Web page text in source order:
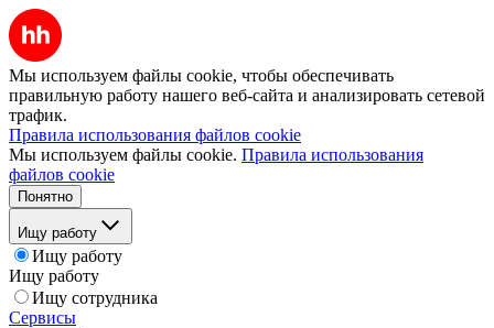
Мы используем файлы cookie, чтобы обеспечивать
правильную работу нашего веб-сайта и анализировать сетевой
трафик.
Правила использования файлов cookie
Мы используем файлы cookie. Правила использования
файлов cookie
Понятно
Ищу работу
Ищу работу
Ищу работу
Ищу сотрудника
Сервисы